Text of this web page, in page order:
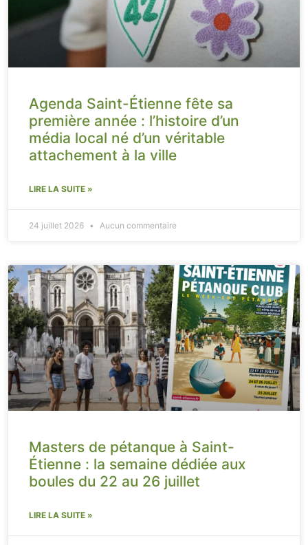
Agenda Saint-Étienne fête sa
première année : l’histoire d’un
média local né d’un véritable
attachement à la ville
LIRE LA SUITE »
24 juillet 2026 Aucun commentaire
Masters de pétanque à Saint-
Étienne : la semaine dédiée aux
boules du 22 au 26 juillet
LIRE LA SUITE »